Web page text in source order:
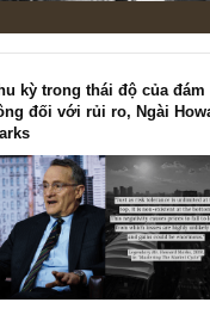
Chu kỳ trong thái độ của
đông đối với rủi ro, Ngài
Marks